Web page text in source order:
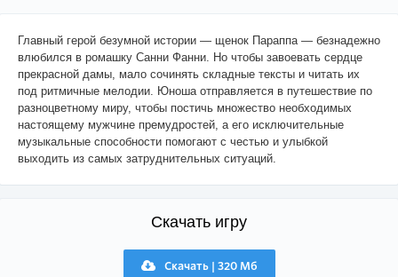
Главный герой безумной истории — щенок Параппа — безнадежно
влюбился в ромашку Санни Фанни. Но чтобы завоевать сердце
прекрасной дамы, мало сочинять складные тексты и читать их
под ритмичные мелодии. Юноша отправляется в путешествие по
разноцветному миру, чтобы постичь множество необходимых
настоящему мужчине премудростей, а его исключительные
музыкальные способности помогают с честью и улыбкой
выходить из самых затруднительных ситуаций.
Скачать игру
Скачать | 320 Мб